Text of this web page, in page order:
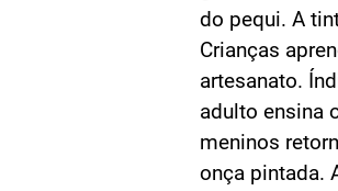
do pequi. A
Crianças
artesanato.
adulto ensina
meninos
onça pintada.